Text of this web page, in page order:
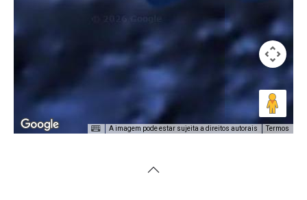
A imagem pode estar sujeita a direitos autorais Termos